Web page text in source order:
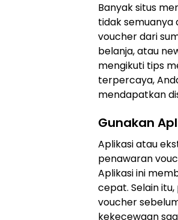
Banyak situs
tidak semuanya
voucher dari
belanja, atau
mengikuti tips
terpercaya,
mendapatkan
Gunakan
Aplikasi atau
penawaran
Aplikasi ini
cepat. Selain
voucher
kekecewaan